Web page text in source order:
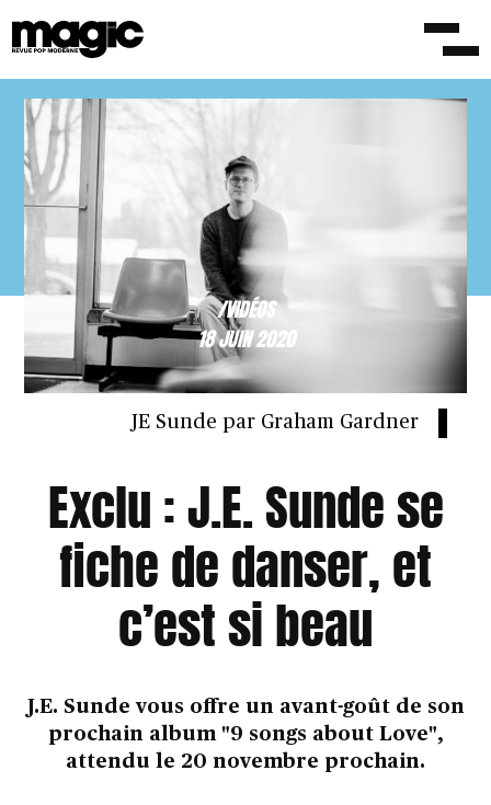
/VIDÉOS
18 JUIN 2020
JE Sunde par Graham Gardner
Exclu : J.E. Sunde se
fiche de danser, et
c’est si beau
J.E. Sunde vous offre un avant-goût de son
prochain album "9 songs about Love",
attendu le 20 novembre prochain.